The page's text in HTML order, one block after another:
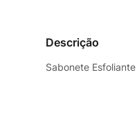
Descrição
Sabonete